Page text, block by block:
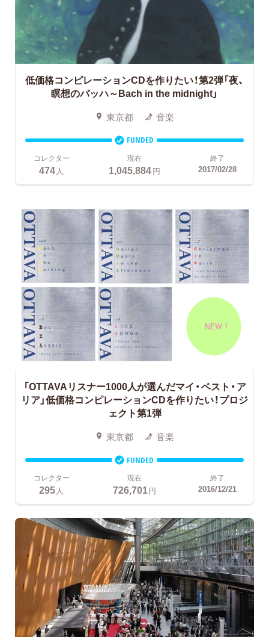
低価格コンピレーションCDを作りたい！第2弾「夜、
瞑想のバッハ～Bach in the midnight」
東京都 音楽
FUNDED
コレクター
474人
現在
1,045,884円
終了
2017/02/28
「OTTAVAリスナー1000人が選んだマイ・ベスト・ア
リア」低価格コンピレーションCDを作りたい！プロジ
ェクト第1弾
東京都 音楽
FUNDED
コレクター
295人
現在
726,701円
終了
2016/12/21